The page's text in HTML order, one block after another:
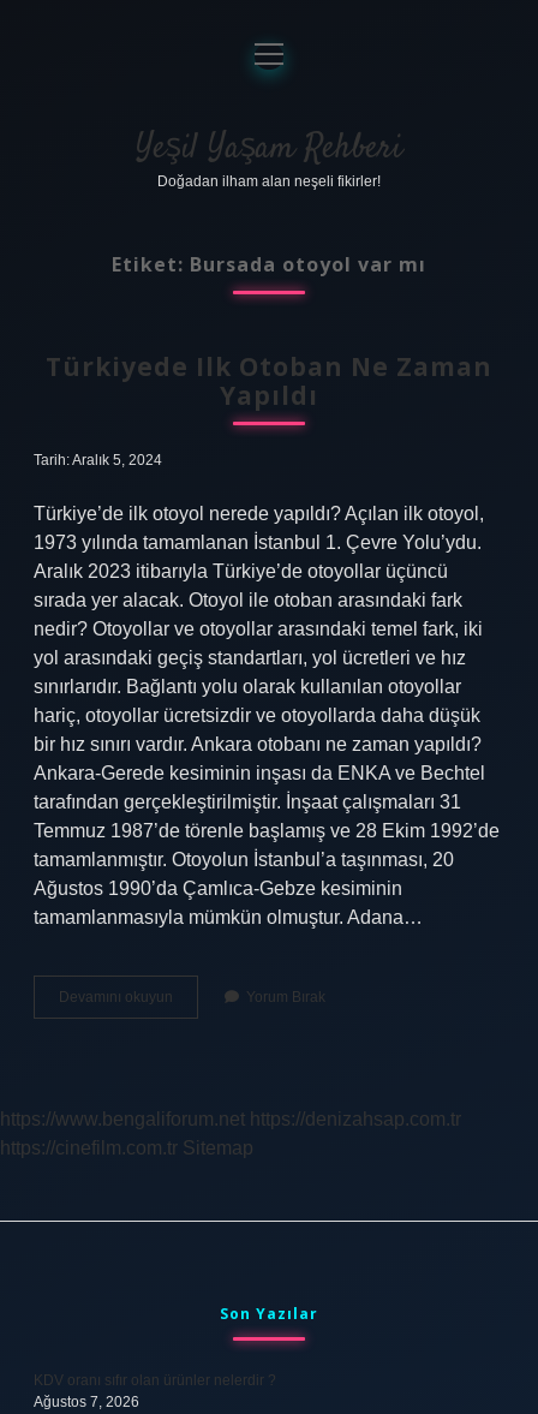
Anasayfa
Gizlilik Politikası
Yasal Uyarı
menüyü
aç
Yeşil Yaşam Rehberi
Doğadan ilham alan neşeli fikirler!
Etiket: Bursada otoyol var mı
Türkiyede Ilk Otoban Ne Zaman
Yapıldı
Tarih: Aralık 5, 2024
Türkiye’de ilk otoyol nerede yapıldı? Açılan ilk otoyol,
1973 yılında tamamlanan İstanbul 1. Çevre Yolu’ydu.
Aralık 2023 itibarıyla Türkiye’de otoyollar üçüncü
sırada yer alacak. Otoyol ile otoban arasındaki fark
nedir? Otoyollar ve otoyollar arasındaki temel fark, iki
yol arasındaki geçiş standartları, yol ücretleri ve hız
sınırlarıdır. Bağlantı yolu olarak kullanılan otoyollar
hariç, otoyollar ücretsizdir ve otoyollarda daha düşük
bir hız sınırı vardır. Ankara otobanı ne zaman yapıldı?
Ankara-Gerede kesiminin inşası da ENKA ve Bechtel
tarafından gerçekleştirilmiştir. İnşaat çalışmaları 31
Temmuz 1987’de törenle başlamış ve 28 Ekim 1992’de
tamamlanmıştır. Otoyolun İstanbul’a taşınması, 20
Ağustos 1990’da Çamlıca-Gebze kesiminin
tamamlanmasıyla mümkün olmuştur. Adana…
Devamını okuyun Türkiyede
Ilk
Yorum Bırak
https://www.bengaliforum.net https://denizahsap.com.tr
https://cinefilm.com.tr Sitemap
Son Yazılar
KDV oranı sıfır olan ürünler nelerdir ?
Ağustos 7, 2026